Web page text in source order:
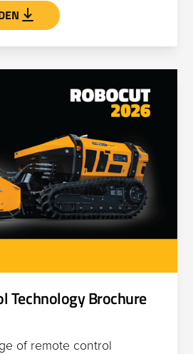
Technology Brochure
of remote control